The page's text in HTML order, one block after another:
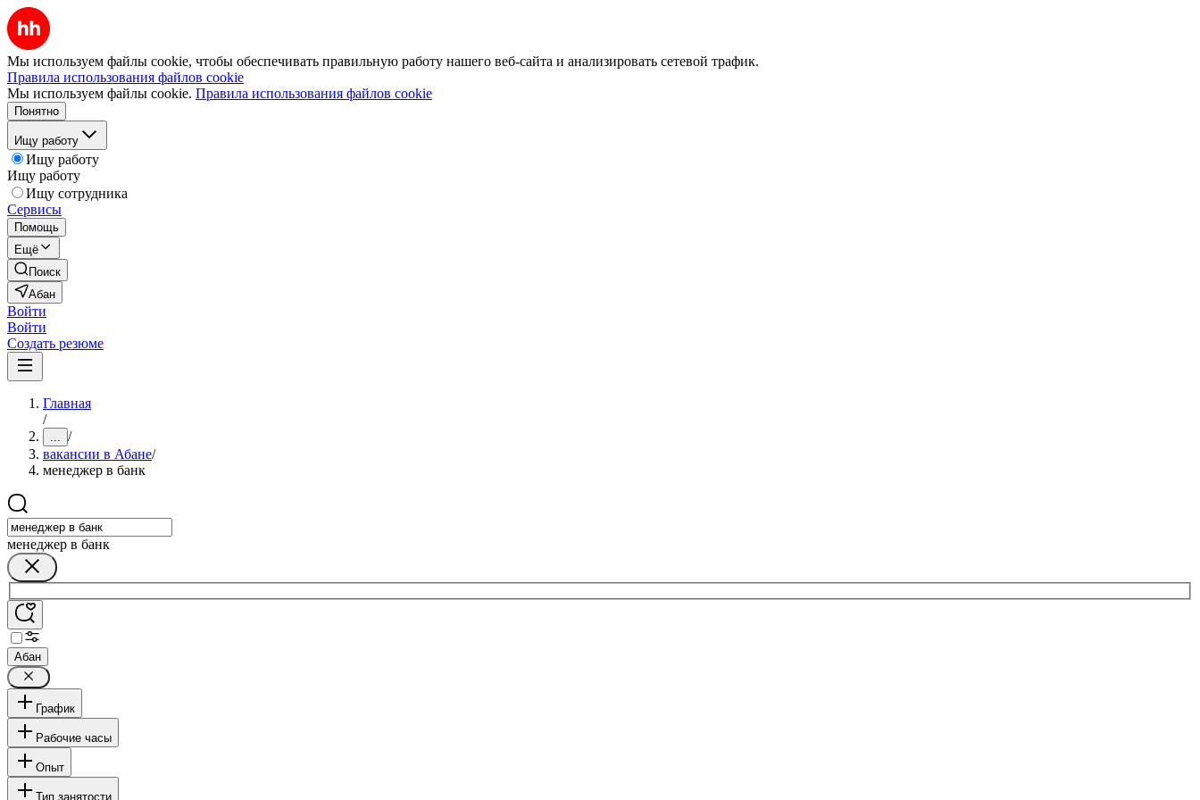
Мы используем файлы cookie, чтобы обеспечивать правильную работу нашего веб-сайта и анализировать сетевой трафик.
Правила использования файлов cookie
Мы используем файлы cookie. Правила использования файлов cookie
Понятно
Ищу работу
Ищу работу
Ищу работу
Ищу сотрудника
Сервисы
Помощь
Ещё
Поиск
Абан
Войти
Войти
Создать резюме
Главная
/
... /
вакансии в Абане/
менеджер в банк
менеджер в банк
Абан
График
Рабочие часы
Опыт
Тип занятости